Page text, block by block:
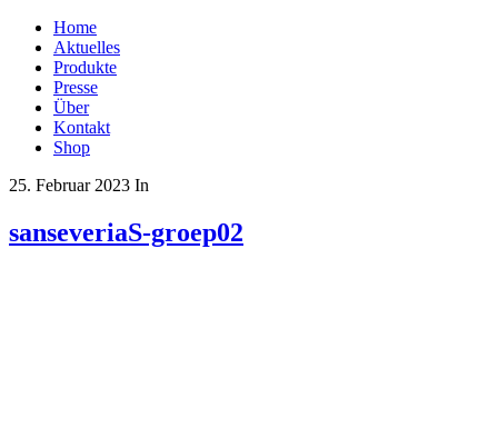
Home
Aktuelles
Produkte
Presse
Über
Kontakt
Shop
25. Februar 2023 In
sanseveriaS-groep02